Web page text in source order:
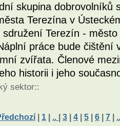
skupina dobrovolníků
Terezína v
Terezín -
práce bude čištění
zvířata. Členové
historii i jeho
sektor::
| 1 | .. | 3 | 4 | 5 | 6 | 7 | ..